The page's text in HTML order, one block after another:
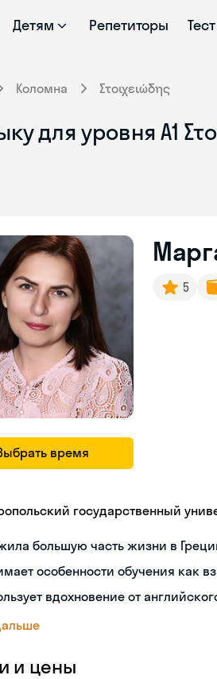
Детям Репетиторы
Коломна Στοιχειώδης
для уровня Α1
время
5
государственный
большую часть жизни в
особенности обучения как
вдохновение от
и цены